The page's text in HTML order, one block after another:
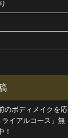
のボディメイクを応
イアルコース」無
！